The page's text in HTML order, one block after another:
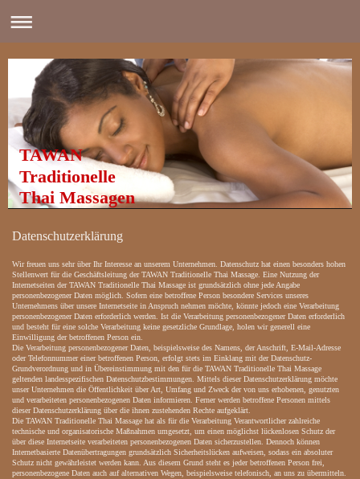
TAWAN
Traditionelle
Thai Massagen
Datenschutzerklärung
Wir freuen uns sehr über Ihr Interesse an unserem Unternehmen. Datenschutz hat einen besonders hohen
Stellenwert für die Geschäftsleitung der TAWAN Traditionelle Thai Massage. Eine Nutzung der
Internetseiten der TAWAN Traditionelle Thai Massage ist grundsätzlich ohne jede Angabe
personenbezogener Daten möglich. Sofern eine betroffene Person besondere Services unseres
Unternehmens über unsere Internetseite in Anspruch nehmen möchte, könnte jedoch eine Verarbeitung
personenbezogener Daten erforderlich werden. Ist die Verarbeitung personenbezogener Daten erforderlich
und besteht für eine solche Verarbeitung keine gesetzliche Grundlage, holen wir generell eine
Einwilligung der betroffenen Person ein.
Die Verarbeitung personenbezogener Daten, beispielsweise des Namens, der Anschrift, E-Mail-Adresse
oder Telefonnummer einer betroffenen Person, erfolgt stets im Einklang mit der Datenschutz-
Grundverordnung und in Übereinstimmung mit den für die TAWAN Traditionelle Thai Massage
geltenden landesspezifischen Datenschutzbestimmungen. Mittels dieser Datenschutzerklärung möchte
unser Unternehmen die Öffentlichkeit über Art, Umfang und Zweck der von uns erhobenen, genutzten
und verarbeiteten personenbezogenen Daten informieren. Ferner werden betroffene Personen mittels
dieser Datenschutzerklärung über die ihnen zustehenden Rechte aufgeklärt.
Die TAWAN Traditionelle Thai Massage hat als für die Verarbeitung Verantwortlicher zahlreiche
technische und organisatorische Maßnahmen umgesetzt, um einen möglichst lückenlosen Schutz der
über diese Internetseite verarbeiteten personenbezogenen Daten sicherzustellen. Dennoch können
Internetbasierte Datenübertragungen grundsätzlich Sicherheitslücken aufweisen, sodass ein absoluter
Schutz nicht gewährleistet werden kann. Aus diesem Grund steht es jeder betroffenen Person frei,
personenbezogene Daten auch auf alternativen Wegen, beispielsweise telefonisch, an uns zu übermitteln.